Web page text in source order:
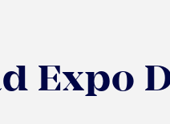
Expo